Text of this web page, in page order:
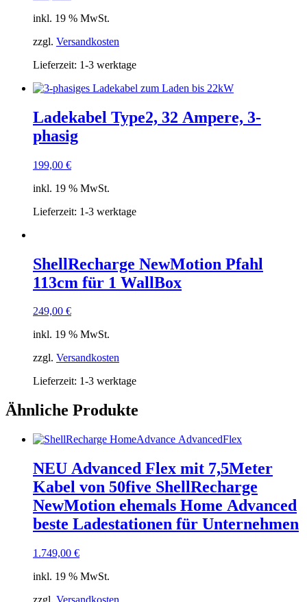
inkl. 19 % MwSt.
zzgl. Versandkosten
Lieferzeit: 1-3 werktage
Ladekabel Type2, 32 Ampere, 3-
phasig
199,00 €
inkl. 19 % MwSt.
Lieferzeit: 1-3 werktage
ShellRecharge NewMotion Pfahl
113cm für 1 WallBox
249,00 €
inkl. 19 % MwSt.
zzgl. Versandkosten
Lieferzeit: 1-3 werktage
Ähnliche Produkte
NEU Advanced Flex mit 7,5Meter
Kabel von 50five ShellRecharge
NewMotion ehemals Home Advanced
beste Ladestationen für Unternehmen
1.749,00 €
inkl. 19 % MwSt.
zzgl. Versandkosten